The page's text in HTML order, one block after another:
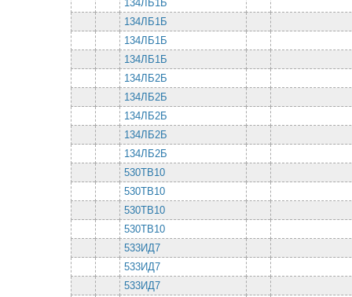
134ЛБ1Б
134ЛБ1Б
134ЛБ1Б
134ЛБ1Б
134ЛБ2Б
134ЛБ2Б
134ЛБ2Б
134ЛБ2Б
134ЛБ2Б
530ТВ10
530ТВ10
530ТВ10
530ТВ10
533ИД7
533ИД7
533ИД7